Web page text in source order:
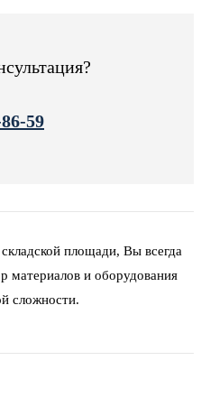
59
площади, Вы всегда
материалов и оборудования
сложности.